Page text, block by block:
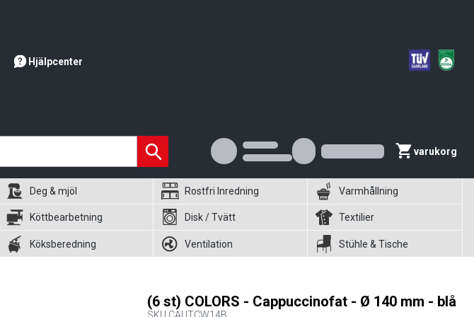
Hjälpcenter
varukorg
Deg & mjöl Rostfri Inredning Varmhållning
Köttbearbetning Disk / Tvätt Textilier
Köksberedning Ventilation Stühle & Tische
(6 st) COLORS - Cappuccinofat - Ø 140 mm - blå